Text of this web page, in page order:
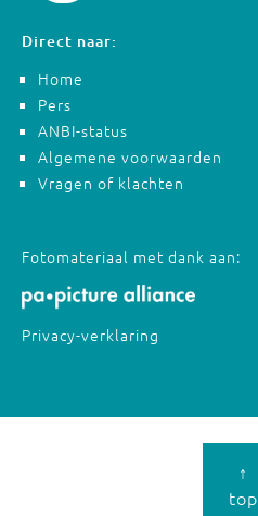
Direct naar:
Home
Pers
ANBI-status
Algemene voorwaarden
Vragen of klachten
Fotomateriaal met dank aan:
Privacy-verklaring
↑
top